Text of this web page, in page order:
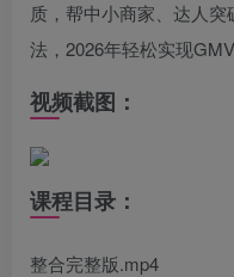
质，帮中小商家、达人
法，2026年轻松实现GMV
视频截图：
课程目录：
整合完整版.mp4